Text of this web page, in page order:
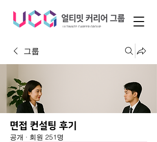
그룹
면접 컨설팅 후기
공개 · 회원 251명